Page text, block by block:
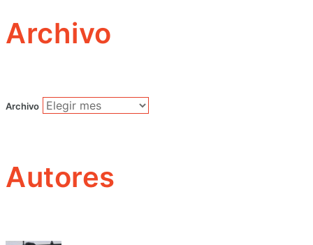
Archivo
Archivo
Autores